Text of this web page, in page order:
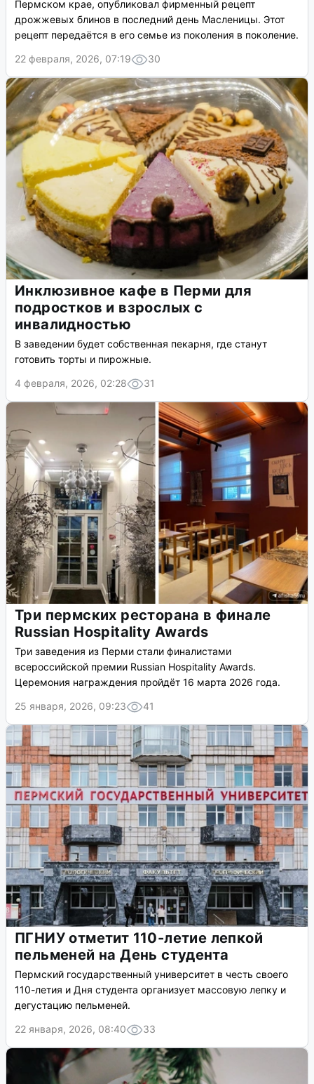
Пермском крае, опубликовал фирменный рецепт
дрожжевых блинов в последний день Масленицы. Этот
рецепт передаётся в его семье из поколения в поколение.
22 февраля, 2026, 07:19
30
Инклюзивное кафе в Перми для
подростков и взрослых с
инвалидностью
В заведении будет собственная пекарня, где станут
готовить торты и пирожные.
4 февраля, 2026, 02:28
31
Три пермских ресторана в финале
Russian Hospitality Awards
Три заведения из Перми стали финалистами
всероссийской премии Russian Hospitality Awards.
Церемония награждения пройдёт 16 марта 2026 года.
25 января, 2026, 09:23
41
ПГНИУ отметит 110-летие лепкой
пельменей на День студента
Пермский государственный университет в честь своего
110-летия и Дня студента организует массовую лепку и
дегустацию пельменей.
22 января, 2026, 08:40
33